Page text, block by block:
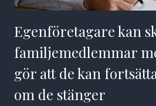
Egenföretagare kan
familjemedlemmar
gör att de kan
om de stänger